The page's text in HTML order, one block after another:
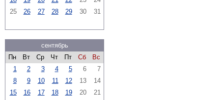
25
26 27 28 29 30 31
сентябрь
Пн
Вт Ср Чт Пт Сб
Вс
1
2 3 4 5 6
7
8
9 10 11 12 13
14
15
16 17 18 19 20
21